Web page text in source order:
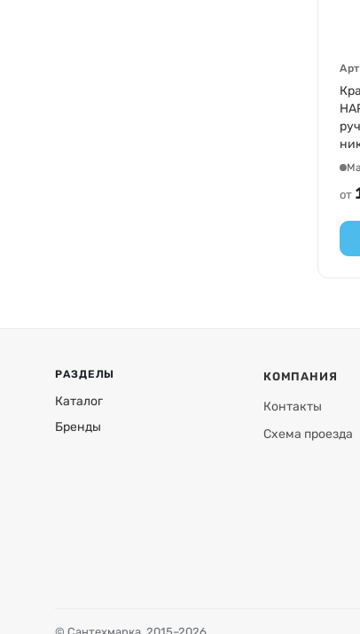
от
РАЗДЕЛЫ
Каталог
Бренды
КОМПАНИЯ
Контакты
Схема проезда